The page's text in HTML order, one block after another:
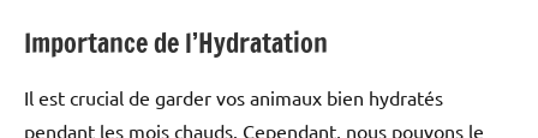
Importance de l’Hydratation
Il est crucial de garder vos animaux bien hydratés
pendant les mois chauds. Cependant, nous pouvons le